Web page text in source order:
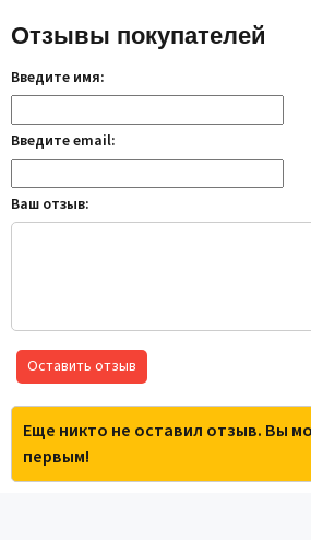
Отзывы покупателей
Введите имя:
Введите email:
Ваш отзыв:
Оставить отзыв
Еще никто не оставил отзыв. Вы
первым!